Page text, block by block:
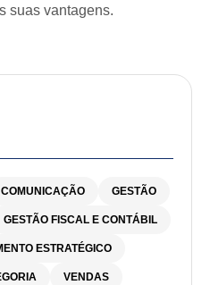
suas vantagens.
COMUNICAÇÃO GESTÃO
GESTÃO FISCAL E CONTÁBIL
ESTRATÉGICO
VENDAS